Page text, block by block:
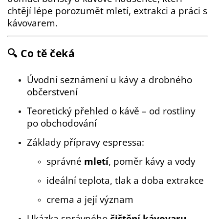
chtějí lépe porozumět mletí, extrakci a práci s
kávovarem.
🔍 Co tě čeká
Úvodní seznámení u kávy a drobného
občerstvení
Teoretický přehled o kávě – od rostliny
po obchodování
Základy přípravy espressa:
správné mletí, poměr kávy a vody
ideální teplota, tlak a doba extrakce
crema a její význam